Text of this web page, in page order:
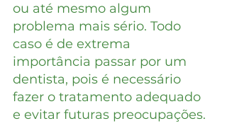
ou até mesmo algum
problema mais sério. Todo
caso é de extrema
importância passar por um
dentista, pois é necessário
fazer o tratamento adequado
e evitar futuras preocupações.